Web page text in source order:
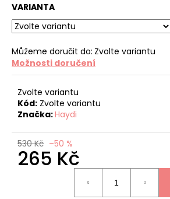
VARIANTA
Můžeme doručit do: Zvolte variantu
Možnosti doručení
Zvolte variantu
Kód: Zvolte variantu
Značka:Haydi
530 Kč –50 %
265 Kč
D
o
p
o
r
u
č
u
e
m